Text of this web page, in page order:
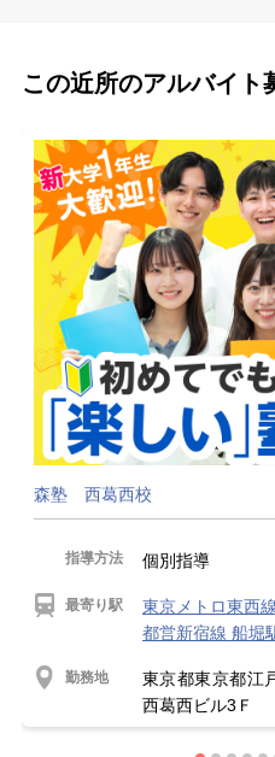
この近所のアルバイト
森塾 西葛西校
指導方法 個別指導
最寄り駅
東京メトロ東西
都営新宿線 船堀
勤務地
東京都東京都江
西葛西ビル3Ｆ